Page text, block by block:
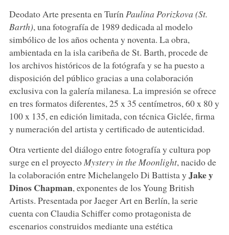
Deodato Arte presenta en TurínPaulina Porizkova (St.
Barth), una fotografía de 1989 dedicada al modelo
simbólico de los años ochenta y noventa. La obra,
ambientada en la isla caribeña de St. Barth, procede de
los archivos históricos de la fotógrafa y se ha puesto a
disposición del público gracias a una colaboración
exclusiva con la galería milanesa. La impresión se ofrece
en tres formatos diferentes, 25 x 35 centímetros, 60 x 80 y
100 x 135, en edición limitada, con técnica Giclée, firma
y numeración del artista y certificado de autenticidad.
Otra vertiente del diálogo entre fotografía y cultura pop
surge en el proyectoMystery in the Moonlight, nacido de
la colaboración entre Michelangelo Di Battista y Jake y
Dinos Chapman, exponentes de los Young British
Artists. Presentada por Jaeger Art en Berlín, la serie
cuenta con Claudia Schiffer como protagonista de
escenarios construidos mediante una estética